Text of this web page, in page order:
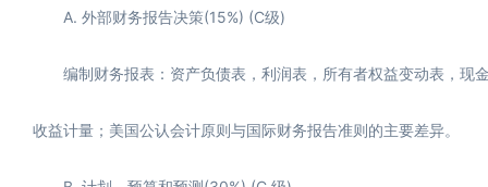
A. 外部财务报告决策(15%) (C级)
编制财务报表：资产负债表，利润表，所有者权益变动表，现
收益计量；美国公认会计原则与国际财务报告准则的主要差异。